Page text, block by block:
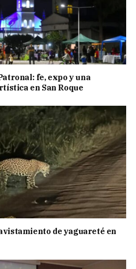
fe, expo y una
en San Roque
de yaguareté en